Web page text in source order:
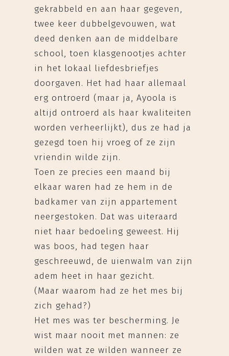
gekrabbeld en aan haar gegeven,
twee keer dubbelgevouwen, wat
deed denken aan de middelbare
school, toen klasgenootjes achter
in het lokaal liefdesbriefjes
doorgaven. Het had haar allemaal
erg ontroerd (maar ja, Ayoola is
altijd ontroerd als haar kwaliteiten
worden verheerlijkt), dus ze had ja
gezegd toen hij vroeg of ze zijn
vriendin wilde zijn.
Toen ze precies een maand bij
elkaar waren had ze hem in de
badkamer van zijn appartement
neergestoken. Dat was uiteraard
niet haar bedoeling geweest. Hij
was boos, had tegen haar
geschreeuwd, de uienwalm van zijn
adem heet in haar gezicht.
(Maar waarom had ze het mes bij
zich gehad?)
Het mes was ter bescherming. Je
wist maar nooit met mannen: ze
wilden wat ze wilden wanneer ze